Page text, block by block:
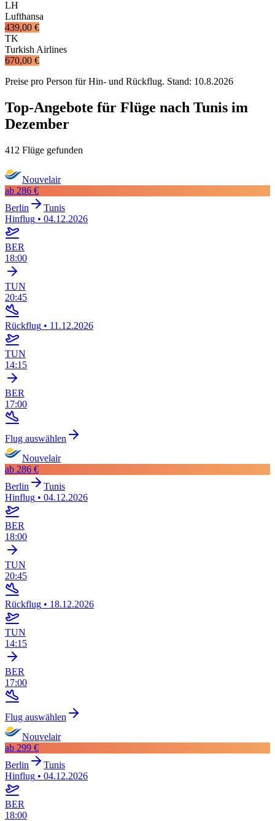
LH
Lufthansa
439,00 €
TK
Turkish Airlines
670,00 €
Preise pro Person für Hin- und Rückflug. Stand: 10.8.2026
Top-Angebote für Flüge nach Tunis im
Dezember
412 Flüge gefunden
Nouvelair
ab 286 €
Berlin
Tunis
Hinflug • 04.12.2026
BER
18:00
TUN
20:45
Rückflug • 11.12.2026
TUN
14:15
BER
17:00
Flug auswählen
Nouvelair
ab 286 €
Berlin
Tunis
Hinflug • 04.12.2026
BER
18:00
TUN
20:45
Rückflug • 18.12.2026
TUN
14:15
BER
17:00
Flug auswählen
Nouvelair
ab 299 €
Berlin
Tunis
Hinflug • 04.12.2026
BER
18:00